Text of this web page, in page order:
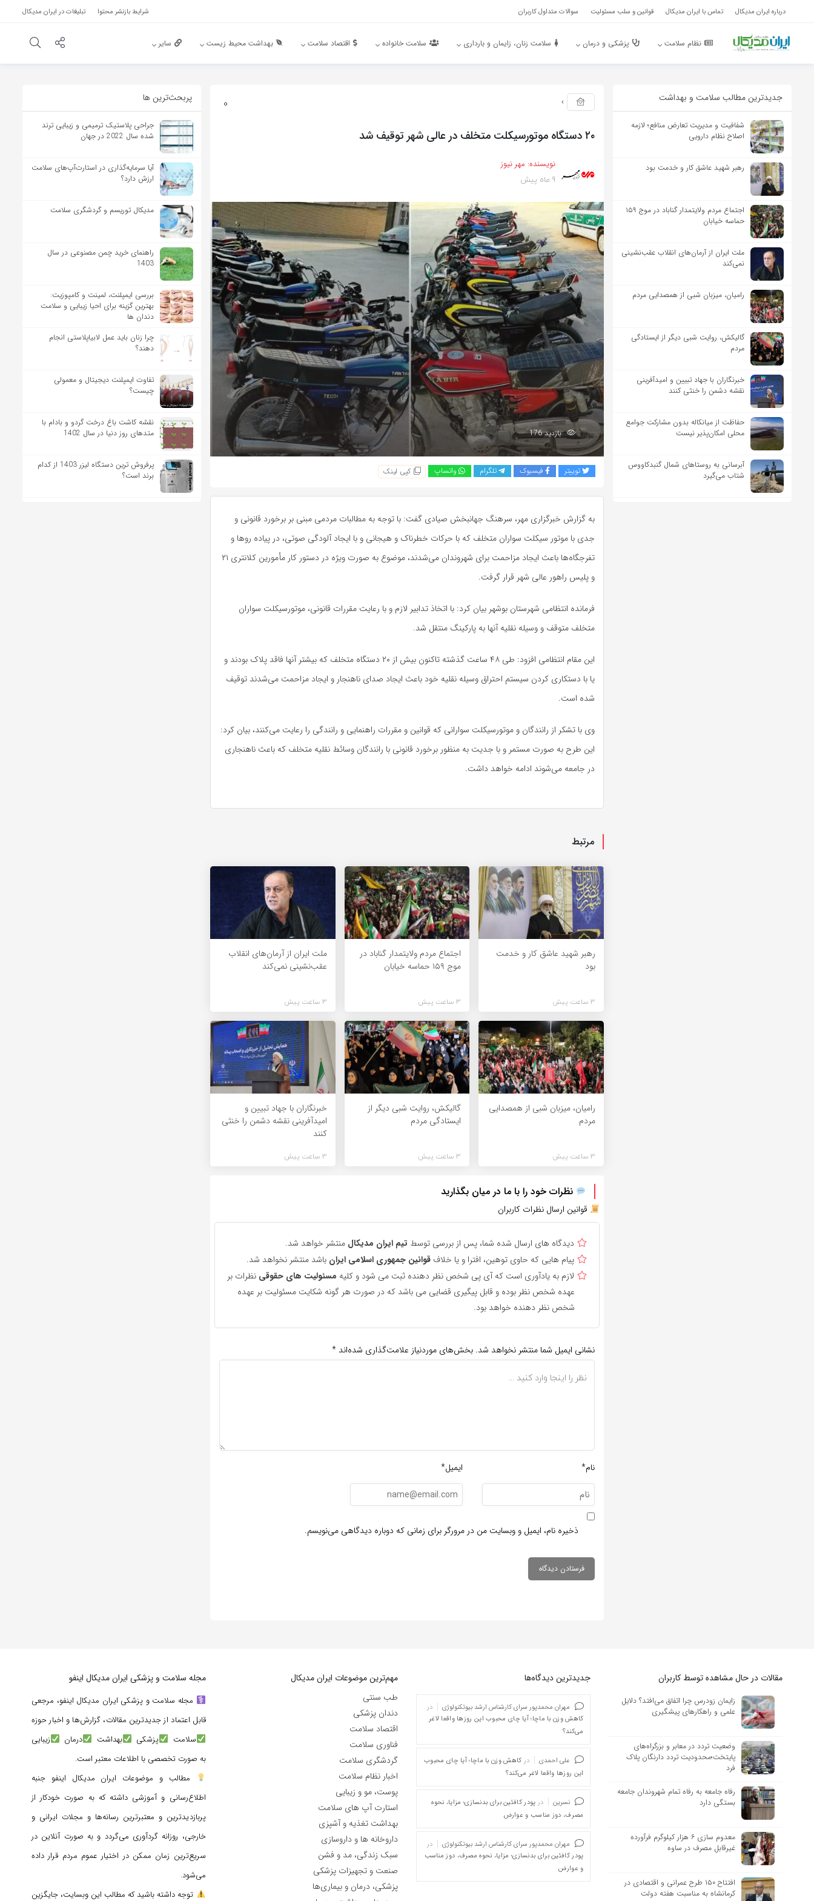
درباره ایران مدیکال تماس با ایران مدیکال قوانین و سلب مسئولیت سوالات متداول کاربران شرایط بازنشر محتوا تبلیغات در ایران مدیکال
نظام سلامت پزشکی و درمان سلامت زنان، زایمان و بارداری سلامت خانواده اقتصاد سلامت بهداشت محیط زیست سایر
جدیدترین مطالب سلامت و بهداشت
شفافیت و مدیریت تعارض منافع؛ لازمه
اصلاح نظام دارویی
رهبر شهید عاشق کار و خدمت بود
اجتماع مردم ولایتمدار گناباد در موج ۱۵۹
حماسه خیابان
ملت ایران از آرمان‌های انقلاب عقب‌نشینی
نمی‌کند
رامیان، میزبان شبی از همصدایی مردم
گالیکش، روایت شبی دیگر از ایستادگی
مردم
خبرنگاران با جهاد تبیین و امیدآفرینی
نقشه دشمن را خنثی کنند
حفاظت از میانکاله بدون مشارکت جوامع
محلی امکان‌پذیر نیست
آبرسانی به روستاهای شمال گنبدکاووس
شتاب می‌گیرد
0
۲۰ دستگاه موتورسیکلت متخلف در عالی شهر توقیف شد
نویسنده: مهر نیوز
9 ماه پیش
بازدید 176
توییتر فیسبوک تلگرام واتساپ کپی لینک
به گزارش خبرگزاری مهر، سرهنگ جهانبخش صیادی گفت: با توجه به مطالبات مردمی مبنی بر برخورد قانونی و
جدی با موتور سیکلت سواران متخلف که با حرکات خطرناک و هیجانی و با ایجاد آلودگی صوتی، در پیاده روها و
تفرجگاه‌ها باعث ایجاد مزاحمت برای شهروندان می‌شدند، موضوع به صورت ویژه در دستور کار مأمورین کلانتری ۲۱
و پلیس راهور عالی شهر قرار گرفت.
فرمانده انتظامی شهرستان بوشهر بیان کرد: با اتخاذ تدابیر لازم و با رعایت مقررات قانونی، موتورسیکلت سواران
متخلف متوقف و وسیله نقلیه آنها به پارکینگ منتقل شد.
این مقام انتظامی افزود: طی ۴۸ ساعت گذشته تاکنون بیش از ۲۰ دستگاه متخلف که بیشتر آنها فاقد پلاک بودند و
یا با دستکاری کردن سیستم احتراق وسیله نقلیه خود باعث ایجاد صدای ناهنجار و ایجاد مزاحمت می‌شدند توقیف
شده است.
وی با تشکر از رانندگان و موتورسیکلت سوارانی که قوانین و مقررات راهنمایی و رانندگی را رعایت می‌کنند، بیان کرد:
این طرح به صورت مستمر و با جدیت به منظور برخورد قانونی با رانندگان وسائط نقلیه متخلف که باعث ناهنجاری
در جامعه می‌شوند ادامه خواهد داشت.
مرتبط
رهبر شهید عاشق کار و خدمت
بود
3 ساعت پیش
اجتماع مردم ولایتمدار گناباد در
موج ۱۵۹ حماسه خیابان
3 ساعت پیش
ملت ایران از آرمان‌های انقلاب
عقب‌نشینی نمی‌کند
3 ساعت پیش
رامیان، میزبان شبی از همصدایی
مردم
3 ساعت پیش
گالیکش، روایت شبی دیگر از
ایستادگی مردم
3 ساعت پیش
خبرنگاران با جهاد تبیین و
امیدآفرینی نقشه دشمن را خنثی
کنند
3 ساعت پیش
نظرات خود را با ما در میان بگذارید
قوانین ارسال نظرات کاربران
دیدگاه های ارسال شده شما، پس از بررسی توسط تیم ایران مدیکال منتشر خواهد شد.
پیام هایی که حاوی توهین، افترا و یا خلاف قوانین جمهوری اسلامی ایران باشد منتشر نخواهد شد.
لازم به یادآوری است که آی پی شخص نظر دهنده ثبت می شود و کلیه مسئولیت های حقوقی نظرات بر
عهده شخص نظر بوده و قابل پیگیری قضایی می باشد که در صورت هر گونه شکایت مسئولیت بر عهده
شخص نظر دهنده خواهد بود.
نشانی ایمیل شما منتشر نخواهد شد. بخش‌های موردنیاز علامت‌گذاری شده‌اند *
نام* ایمیل*
ذخیره نام، ایمیل و وبسایت من در مرورگر برای زمانی که دوباره دیدگاهی می‌نویسم.
پربحث‌‌ترین ها
جراحی پلاستیک ترمیمی و زیبایی ترند
شده سال 2022 در جهان
آیا سرمایه‌گذاری در استارت‌آپ‌های سلامت
ارزش دارد؟
مدیکال توریسم و گردشگری سلامت
راهنمای خرید چمن مصنوعی در سال
1403
بررسی ایمپلنت، لمینت و کامپوزیت:
بهترین گزینه برای احیا زیبایی و سلامت
دندان ها
چرا زنان باید عمل لابیاپلاستی انجام
دهند؟
تفاوت ایمپلنت دیجیتال و معمولی
چیست؟
نقشه کاشت باغ درخت گردو و بادام با
متدهای روز دنیا در سال 1402
پرفروش ترین دستگاه لیزر 1403 از کدام
برند است؟
مقالات در حال مشاهده توسط کاربران
زایمان زودرس چرا اتفاق می‌افتد؟ دلایل
علمی و راهکارهای پیشگیری
وضعیت تردد در معابر و بزرگراه‌های
پایتخت؛محدودیت تردد دارنگان پلاک
فرد
رفاه جامعه به رفاه تمام شهروندان جامعه
بستگی دارد
معدوم سازی ۶ هزار کیلوگرم فرآورده
غیرقابل مصرف‌ در ساوه
افتتاح ۱۵۰ طرح عمرانی و اقتصادی در
کرمانشاه به مناسبت هفته دولت
جدیدترین دیدگاه‌‌ها
مهران محمدپور سرای کارشناس ارشد بیوتکنولوژی
در
کاهش وزن با ماچا؛ آیا چای محبوب این روزها واقعا لاغر
می‌کند؟
علی احمدی در کاهش وزن با ماچا؛ آیا چای محبوب
این روزها واقعا لاغر می‌کند؟
نسرین در پودر کافئین برای بدنسازی؛ مزایا، نحوه
مصرف، دوز مناسب و عوارض
مهران محمدپور سرای کارشناس ارشد بیوتکنولوژی
در
پودر کافئین برای بدنسازی؛ مزایا، نحوه مصرف، دوز مناسب
و عوارض
مهم‌ترین موضوعات ایران مدیکال
طب سنتی
دندان پزشکی
اقتصاد سلامت
فناوری سلامت
گردشگری سلامت
اخبار نظام سلامت
پوست، مو و زیبایی
استارت آپ های سلامت
بهداشت تغذیه و آشپزی
داروخانه ها و داروسازی
سبک زندگی، مد و فشن
صنعت و تجهیزات پزشکی
پزشکی، درمان و بیماری‌ها
مجله سلامت و پزشکی ایران مدیکال اینفو
مجله سلامت و پزشکی ایران مدیکال اینفو، مرجعی
قابل اعتماد از جدیدترین مقالات، گزارش‌ها و اخبار حوزه
سلامت
پزشکی بهداشت درمان
زیبایی
به صورت تخصصی با اطلاعات معتبر است.
مطالب و موضوعات ایران مدیکال اینفو جنبه
اطلاع‌رسانی و آموزشی داشته که به صورت خودکار از
پربازدیدترین و معتبرترین رسانه‌ها و مجلات ایرانی و
خارجی، روزانه گردآوری می‌گردد و به صورت آنلاین در
سریع‌ترین زمان ممکن در اختیار عموم مردم قرار داده
می‌شود.
توجه داشته باشید که مطالب این وبسایت، جایگزین